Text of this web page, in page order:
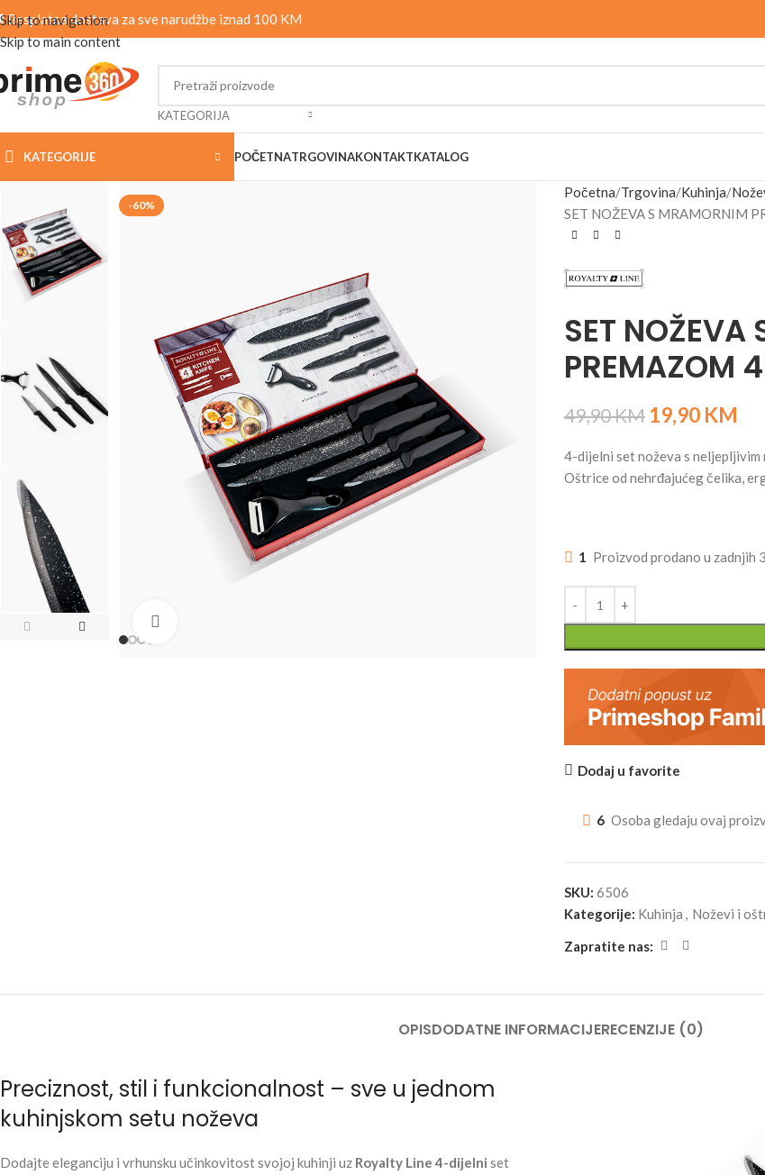
Skip to navigation
Skip to main content
Besplatna dostava za sve narudžbe iznad 100 KM
KATEGORIJA
KATEGORIJE POČETNATRGOVINAKONTAKTKATALOG
-60%
Početna Trgovina Kuhinja
SET NOŽEVA S MRAMORNIM
SET NOŽEVA
PREMAZOM
49,90KM 19,90 KM
4-dijelni set noževa s neljepljivim
Oštrice od nehrđajućeg čelika,
1 Proizvod prodano u zadnjih
Dodaj u favorite
6 Osoba gledaju ovaj
SKU: 6506
Kategorije: Kuhinja , Noževi i
Zapratite nas:
OPISDODATNE INFORMACIJERECENZIJE (0)
Preciznost, stil i funkcionalnost – sve u jednom
kuhinjskom setu noževa
Dodajte eleganciju i vrhunsku učinkovitost svojoj kuhinji uz Royalty Line 4-dijelni set